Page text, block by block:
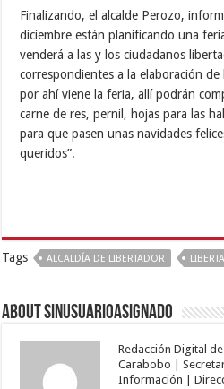
Finalizando, el alcalde Perozo,
diciembre están planificando una
venderá a las y los ciudadanos
correspondientes a la elaboración de
por ahí viene la feria, allí podrán
carne de res, pernil, hojas para las
para que pasen unas navidades
queridos”.
Tags ALCALDÍA DE LIBERTADOR
About sinusuarioasignado
Redacción Digital
Carabobo |
Información |